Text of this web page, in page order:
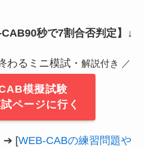
秒で7割合否判定】 ↓
わるミニ模試・ 解説付き ／
模擬試験
ページに行く
➔ [WEB-CABの練習問題や